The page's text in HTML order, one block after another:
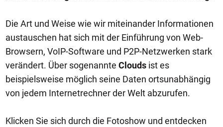
Die Art und Weise wie wir miteinander Informationen
austauschen hat sich mit der Einführung von Web-
Browsern, VoIP-Software und P2P-Netzwerken stark
verändert. Über sogenannte Clouds ist es
beispielsweise möglich seine Daten ortsunabhängig
von jedem Internetrechner der Welt abzurufen.
Klicken Sie sich durch die Fotoshow und entdecken